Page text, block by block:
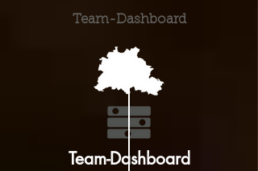
Team-Dashboard
Team-Dashboard